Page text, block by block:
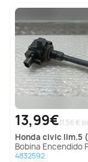
13,99€11.56 €
honda civic lim.5
Bobina Encendido Para Honda
4832592